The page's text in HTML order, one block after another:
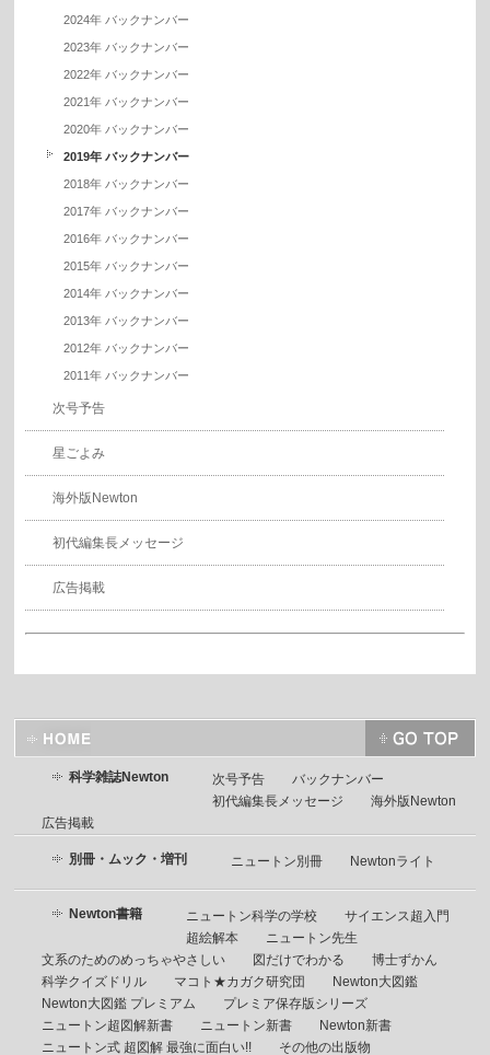
2024年 バックナンバー
2023年 バックナンバー
2022年 バックナンバー
2021年 バックナンバー
2020年 バックナンバー
2019年 バックナンバー
2018年 バックナンバー
2017年 バックナンバー
2016年 バックナンバー
2015年 バックナンバー
2014年 バックナンバー
2013年 バックナンバー
2012年 バックナンバー
2011年 バックナンバー
次号予告
星ごよみ
海外版Newton
初代編集長メッセージ
広告掲載
科学雑誌Newton 次号予告
バックナンバー
初代編集長メッセージ
海外版Newton
広告掲載
別冊・ムック・増刊 ニュートン別冊 Newtonライト
Newton書籍 ニュートン科学の学校
サイエンス超入門
超絵解本
ニュートン先生
文系のためのめっちゃやさしい
図だけでわかる
博士ずかん
科学クイズドリル
マコト★カガク研究団
Newton大図鑑
Newton大図鑑 プレミアム
プレミア保存版シリーズ
ニュートン超図解新書
ニュートン新書
Newton新書
ニュートン式 超図解 最強に面白い!!
その他の出版物